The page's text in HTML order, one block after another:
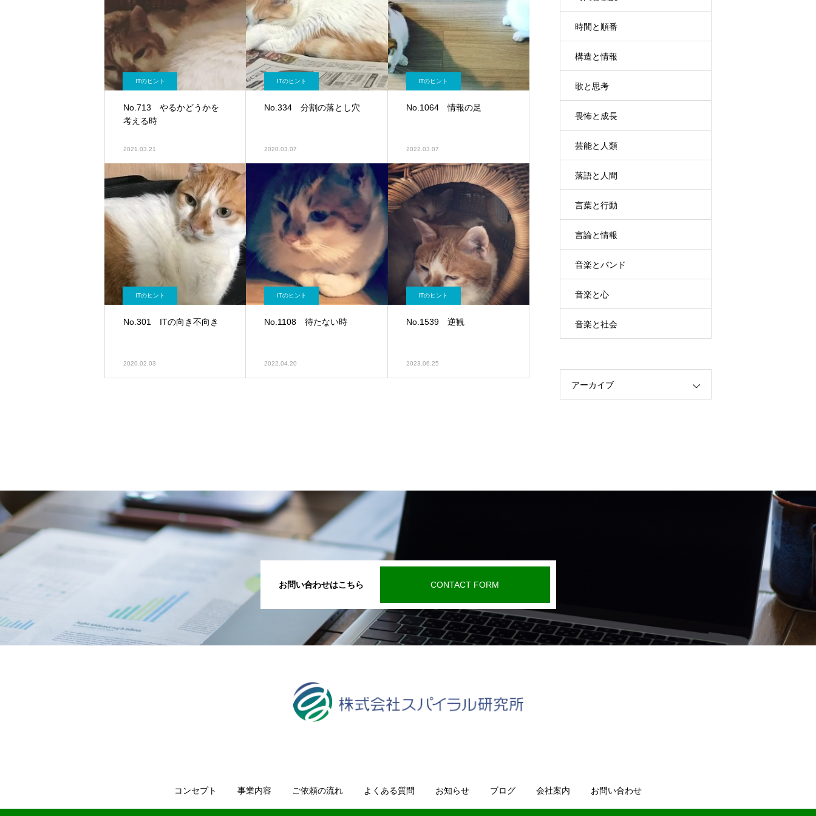
ITのヒント
No.713 やるかどうかを
考える時
2021.03.21
ITのヒント
No.334 分割の落とし穴
2020.03.07
ITのヒント
No.1064 情報の足
2022.03.07
ITのヒント
No.301 ITの向き不向き
2020.02.03
ITのヒント
No.1108 待たない時
2022.04.20
ITのヒント
No.1539 逆観
2023.06.25
時間と順番
構造と情報
歌と思考
畏怖と成長
芸能と人類
落語と人間
言葉と行動
言論と情報
音楽とバンド
音楽と心
音楽と社会
アーカイブ
お問い合わせはこちら CONTACT FORM
コンセプト 事業内容 ご依頼の流れ よくある質問 お知らせ ブログ 会社案内 お問い合わせ